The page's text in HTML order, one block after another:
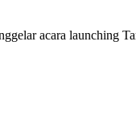
acara launching